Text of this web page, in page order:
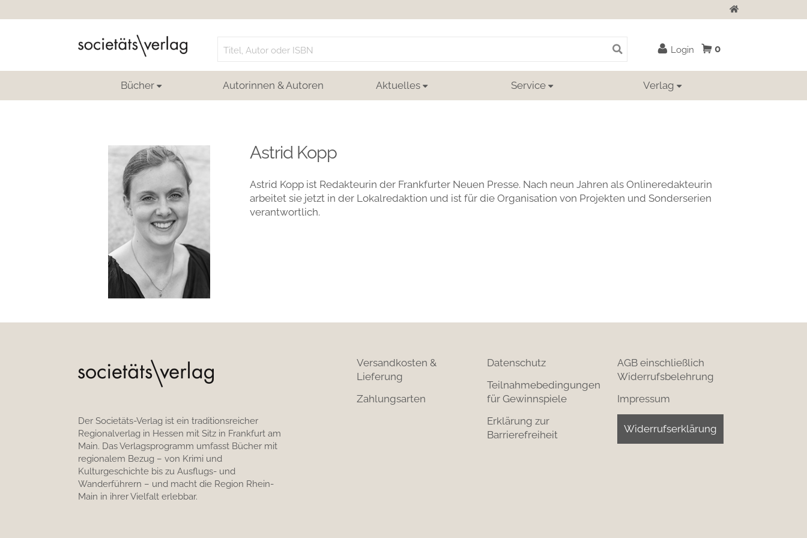
Zur Startseite
for:
Login 0
Bücher Autorinnen & Autoren Aktuelles Service Verlag
Astrid Kopp
Astrid Kopp ist Redakteurin der Frankfurter Neuen Presse. Nach neun Jahren als Onlineredakteurin
arbeitet sie jetzt in der Lokalredaktion und ist für die Organisation von Projekten und Sonderserien
verantwortlich.
Der Societäts-Verlag ist ein traditionsreicher
Regionalverlag in Hessen mit Sitz in Frankfurt am
Main. Das Verlagsprogramm umfasst Bücher mit
regionalem Bezug – von Krimi und
Kulturgeschichte bis zu Ausflugs- und
Wanderführern – und macht die Region Rhein-
Main in ihrer Vielfalt erlebbar.
Versandkosten &
Lieferung
Zahlungsarten
Datenschutz
Teilnahmebedingungen
für Gewinnspiele
Erklärung zur
Barrierefreiheit
AGB einschließlich
Widerrufsbelehrung
Impressum
Widerrufserklärung